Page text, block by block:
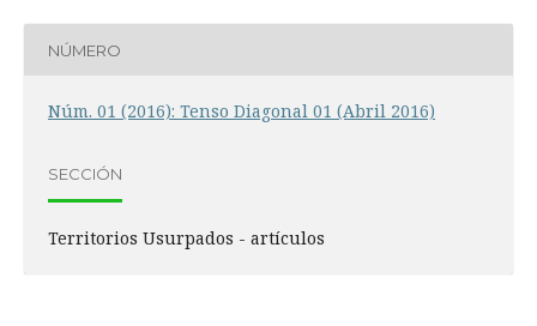
NÚMERO
Núm. 01 (2016): Tenso Diagonal 01 (Abril 2016)
SECCIÓN
Territorios Usurpados - artículos